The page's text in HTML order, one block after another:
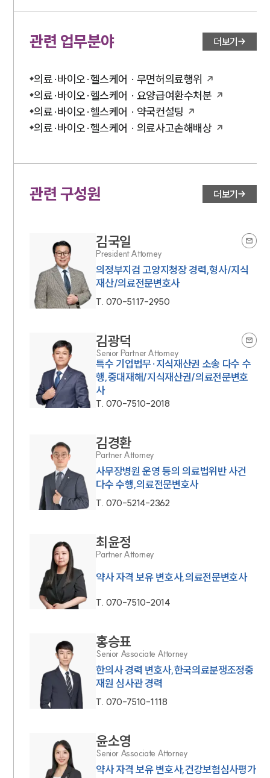
관련 업무분야 더보기
의료·바이오·헬스케어 · 무면허의료행위
의료·바이오·헬스케어 · 요양급여환수처분
의료·바이오·헬스케어 · 약국컨설팅
의료·바이오·헬스케어 · 의료사고손해배상
관련 구성원 더보기
김국일
President Attorney
의정부지검 고양지청장 경력,형사/지식
재산/의료전문변호사
T. 070-5117-2950
김광덕
Senior Partner Attorney
특수 기업법무·지식재산권 소송 다수 수
행,중대재해/지식재산권/의료전문변호
사
T. 070-7510-2018
김경환
Partner Attorney
사무장병원 운영 등의 의료법위반 사건
다수 수행,의료전문변호사
T. 070-5214-2362
최윤정
Partner Attorney
약사 자격 보유 변호사,의료전문변호사
T. 070-7510-2014
홍승표
Senior Associate Attorney
한의사 경력 변호사,한국의료분쟁조정중
재원 심사관 경력
T. 070-7510-1118
윤소영
Senior Associate Attorney
약사 자격 보유 변호사,건강보험심사평가